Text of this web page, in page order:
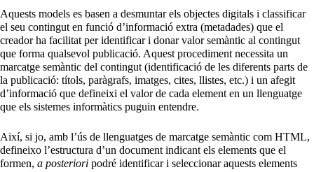
Aquests models es basen a desmuntar els objectes digitals i classificar
el seu contingut en funció d’informació extra (metadades) que el
creador ha facilitat per identificar i donar valor semàntic al contingut
que forma qualsevol publicació. Aquest procediment necessita un
marcatge semàntic del contingut (identificació de les diferents parts de
la publicació: títols, paràgrafs, imatges, cites, llistes, etc.) i un afegit
d’informació que defineixi el valor de cada element en un llenguatge
que els sistemes informàtics puguin entendre.
Així, si jo, amb l’ús de llenguatges de marcatge semàntic com HTML,
defineixo l’estructura d’un document indicant els elements que el
formen, a posteriori podré identificar i seleccionar aquests elements